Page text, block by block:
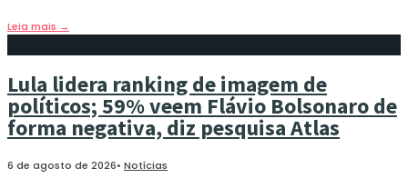
Leia mais →
Lula lidera ranking de imagem de
políticos; 59% veem Flávio Bolsonaro de
forma negativa, diz pesquisa Atlas
6 de agosto de 2026• Notícias